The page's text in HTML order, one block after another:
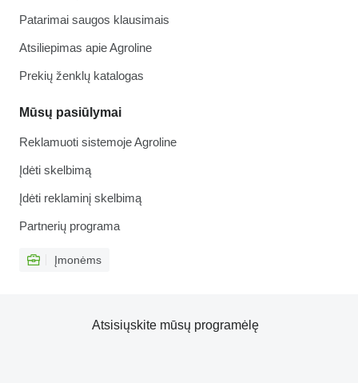
Patarimai saugos klausimais
Atsiliepimas apie Agroline
Prekių ženklų katalogas
Mūsų pasiūlymai
Reklamuoti sistemoje Agroline
Įdėti skelbimą
Įdėti reklaminį skelbimą
Partnerių programa
Įmonėms
Atsisiųskite mūsų programėlę